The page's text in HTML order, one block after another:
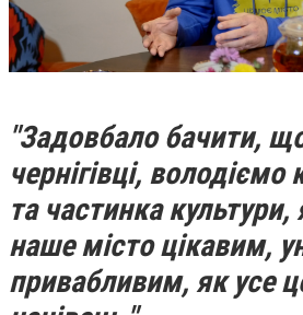
"Задовбало бачити,
чернігівці, володіємо
та частинка
наше місто цікавим,
привабливим, як усе